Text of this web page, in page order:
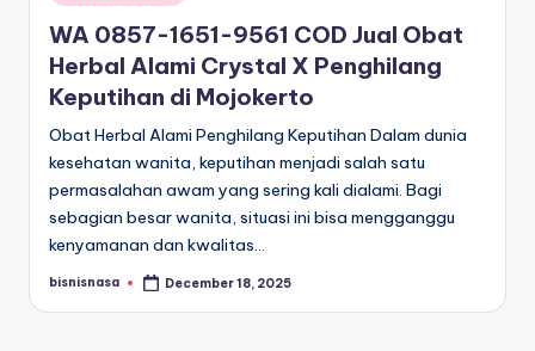
in
WA 0857-1651-9561 COD Jual Obat
Herbal Alami Crystal X Penghilang
Keputihan di Mojokerto
Obat Herbal Alami Penghilang Keputihan Dalam dunia
kesehatan wanita, keputihan menjadi salah satu
permasalahan awam yang sering kali dialami. Bagi
sebagian besar wanita, situasi ini bisa mengganggu
kenyamanan dan kwalitas…
Posted
bisnisnasa December 18, 2025